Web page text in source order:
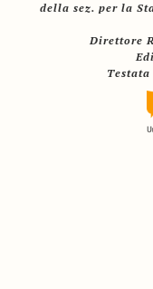
della sez. per la
Direttore